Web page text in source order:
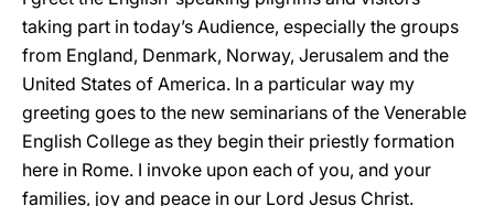
taking part in today’s Audience, especially the groups
from England, Denmark, Norway, Jerusalem and the
United States of America. In a particular way my
greeting goes to the new seminarians of the Venerable
English College as they begin their priestly formation
here in Rome. I invoke upon each of you, and your
families, joy and peace in our Lord Jesus Christ.